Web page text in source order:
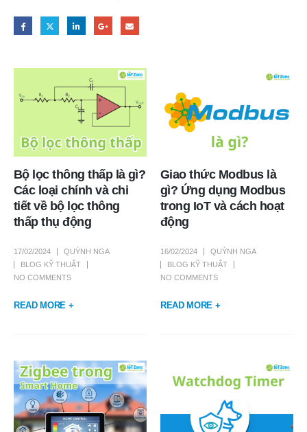
Bộ lọc thông thấp là gì?
Các loại chính và chi
tiết về bộ lọc thông
thấp thụ động
17/02/2024
QUỲNH NGA
BLOG KỸ THUẬT
NO COMMENTS
READ MORE +
Giao thức Modbus là
gì? Ứng dụng Modbus
trong IoT và cách hoạt
động
16/02/2024
QUỲNH NGA
BLOG KỸ THUẬT
NO COMMENTS
READ MORE +